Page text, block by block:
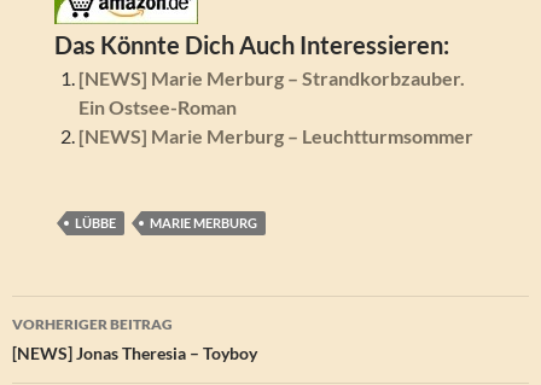
Das Könnte Dich Auch Interessieren:
[NEWS] Marie Merburg – Strandkorbzauber.
Ein Ostsee-Roman
[NEWS] Marie Merburg – Leuchtturmsommer
LÜBBE MARIE MERBURG
Beitragsnavigation
VORHERIGER BEITRAG
[NEWS] Jonas Theresia – Toyboy